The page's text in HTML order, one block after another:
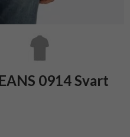
0914 Svart